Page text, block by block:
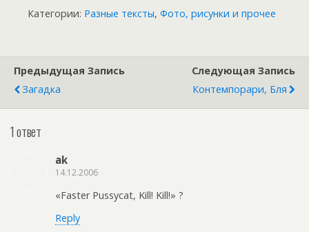
Категории: Разные тексты, Фото, рисунки и прочее
Предыдущая Запись
Загадка
Следующая Запись
Контемпорари, Бля
1 ответ
ak
14.12.2006
«Faster Pussycat, Kill! Kill!» ?
Reply